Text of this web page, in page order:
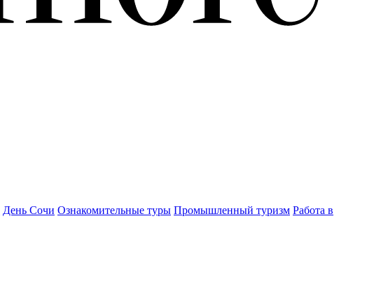
День Сочи Ознакомительные туры Промышленный туризм Работа в